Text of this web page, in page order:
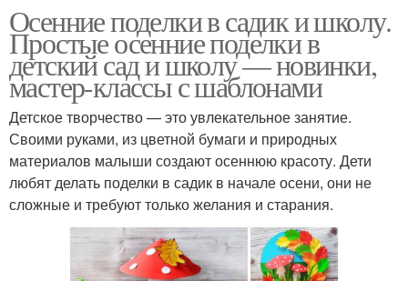
Осенние поделки в садик и школу.
Простые осенние поделки в
детский сад и школу — новинки,
мастер-классы с шаблонами
Детское творчество — это увлекательное занятие.
Своими руками, из цветной бумаги и природных
материалов малыши создают осеннюю красоту. Дети
любят делать поделки в садик в начале осени, они не
сложные и требуют только желания и старания.